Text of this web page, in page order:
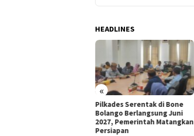
HEADLINES
«
Pilkades Serentak di Bone
Bolango Berlangsung Juni
2027, Pemerintah Matangkan
Persiapan